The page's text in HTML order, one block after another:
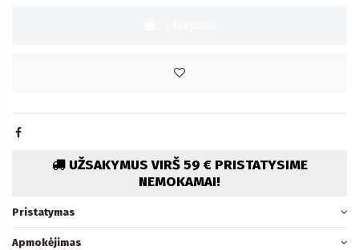
UŽSAKYMUS VIRŠ 59 € PRISTATYSIME
NEMOKAMAI!
Pristatymas
Apmokėjimas